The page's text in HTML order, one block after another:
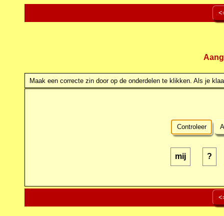
Maak een correcte zin door op de onderdelen te klikken. Als je
Controleer
mij ?